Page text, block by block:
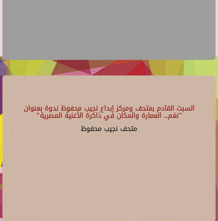
السبت القادم بمتحف ومركز إبداع نجيب محفوظ ندوة بعنوان
"نغم.. العمارة والمكان في ذاكرة الأغنية المصرية"
متحف نجيب محفوظ